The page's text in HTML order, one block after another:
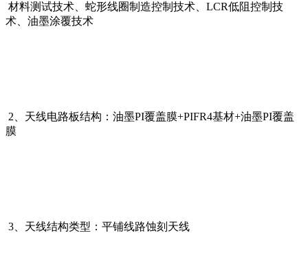
材料测试技术、蛇形线圈制造控制技术、 LCR低阻控制技
术、油墨涂覆技术
2、 天线电路板结构： 油墨PI覆盖膜+PIFR4基材+油墨PI覆盖
膜
3、 天线结构类型： 平铺线路蚀刻天线